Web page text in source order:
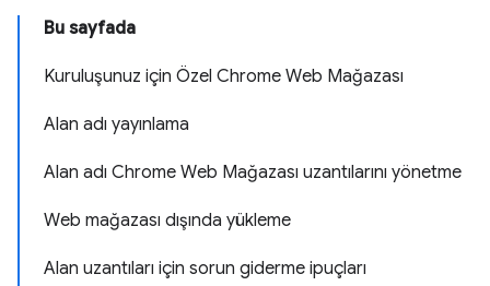
Bu sayfada
Kuruluşunuz için Özel Chrome Web Mağazası
Alan adı yayınlama
Alan adı Chrome Web Mağazası uzantılarını yönetme
Web mağazası dışında yükleme
Alan uzantıları için sorun giderme ipuçları